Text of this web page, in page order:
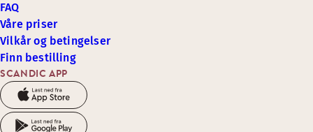
SCANDIC APP
FAQ
Våre priser
Vilkår og betingelser
Finn bestilling